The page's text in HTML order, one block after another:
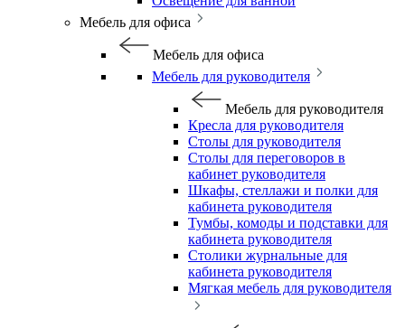
Мебель для офиса
Мебель для офиса
Мебель для руководителя
Мебель для руководителя
Кресла для руководителя
Столы для руководителя
Столы для переговоров в
кабинет руководителя
Шкафы, стеллажи и полки для
кабинета руководителя
Тумбы, комоды и подставки для
кабинета руководителя
Столики журнальные для
кабинета руководителя
Мягкая мебель для руководителя